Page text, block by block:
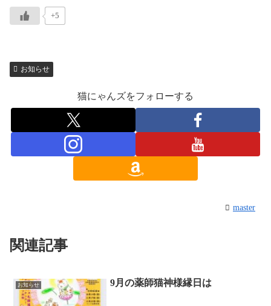
+5
お知らせ
猫にゃんズをフォローする
master
関連記事
お知らせ 9月の薬師猫神様縁日は